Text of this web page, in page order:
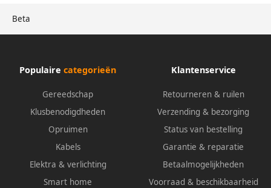
Beta
Populaire categorieën
Gereedschap
Klusbenodigdheden
Opruimen
Kabels
Elektra & verlichting
Smart home
Klantenservice
Retourneren & ruilen
Verzending & bezorging
Status van bestelling
Garantie & reparatie
Betaalmogelijkheden
Voorraad & beschikbaarheid